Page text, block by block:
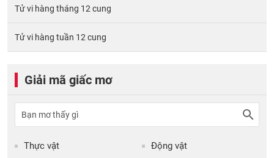
Tử vi hàng tháng 12 cung
Tử vi hàng tuần 12 cung
Giải mã giấc mơ
Thực vật Động vật